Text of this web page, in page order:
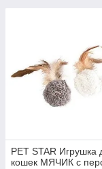
PET STAR Игрушка
кошек МЯЧИК с